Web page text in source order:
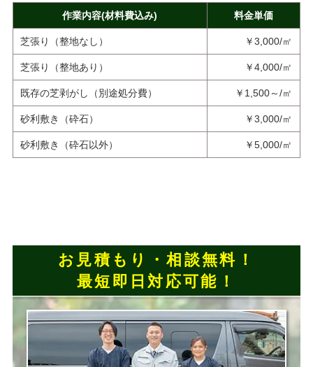
作業内容(材料費込み) 料金単価
芝張り（整地なし） ￥3,000/㎡
芝張り（整地あり） ￥4,000/㎡
既存の芝剥がし（別途処分費） ￥1,500～/㎡
砂利敷き（砕石） ￥3,000/㎡
砂利敷き（砕石以外） ￥5,000/㎡
お見積もり・相談無料！
最短即日対応可能！